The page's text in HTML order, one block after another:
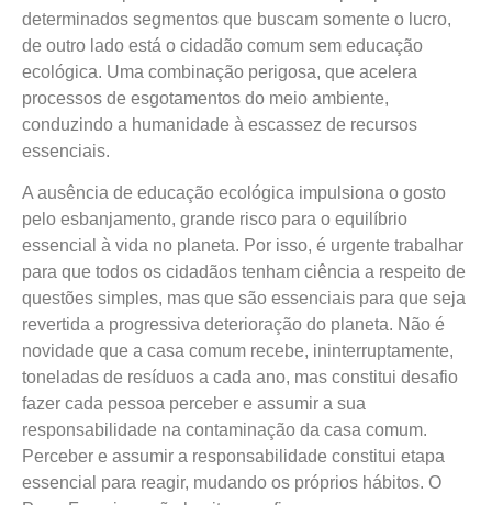
determinados segmentos que buscam somente o lucro,
de outro lado está o cidadão comum sem educação
ecológica. Uma combinação perigosa, que acelera
processos de esgotamentos do meio ambiente,
conduzindo a humanidade à escassez de recursos
essenciais.
A ausência de educação ecológica impulsiona o gosto
pelo esbanjamento, grande risco para o equilíbrio
essencial à vida no planeta. Por isso, é urgente trabalhar
para que todos os cidadãos tenham ciência a respeito de
questões simples, mas que são essenciais para que seja
revertida a progressiva deterioração do planeta. Não é
novidade que a casa comum recebe, ininterruptamente,
toneladas de resíduos a cada ano, mas constitui desafio
fazer cada pessoa perceber e assumir a sua
responsabilidade na contaminação da casa comum.
Perceber e assumir a responsabilidade constitui etapa
essencial para reagir, mudando os próprios hábitos. O